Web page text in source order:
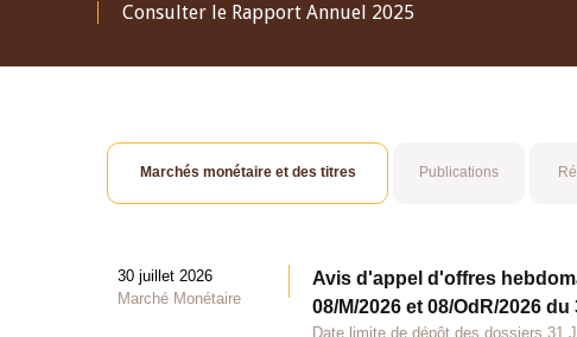
Consulter le Rapport Annuel 2025
Marchés monétaire et des titres Publications
30 juillet 2026
Marché Monétaire
Avis d'appel d'offres
08/M/2026 et 08/OdR/2026
Date limite de dépôt des dossiers 31